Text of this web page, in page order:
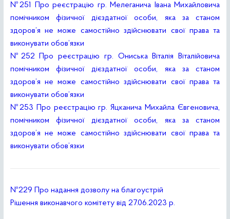
№251 Про реєстрацію гр. Мелеганича Івана Михайловича
помічником фізичної дієздатної особи, яка за станом
здоров’я не може самостійно здійснювати свої права та
виконувати обов’язки
№252 Про реєстрацію гр. Ониська Віталія Віталійовича
помічником фізичної дієздатної особи, яка за станом
здоров’я не може самостійно здійснювати свої права та
виконувати обов’язки
№253 Про реєстрацію гр. Яцканича Михайла Євгеновича,
помічником фізичної дієздатної особи, яка за станом
здоров’я не може самостійно здійснювати свої права та
виконувати обов’язки
№229 Про надання дозволу на благоустрій
Рішення виконавчого комітету від 27.06.2023 р.